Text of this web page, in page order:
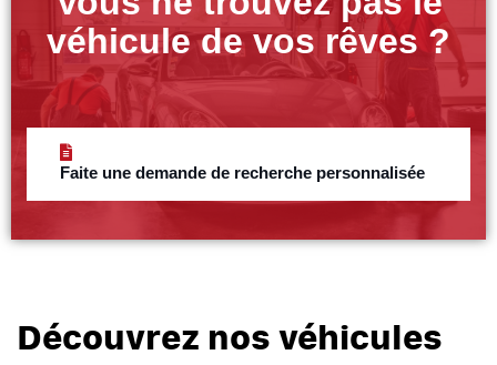
véhicule de vos rêves ?
Faite une demande de recherche personnalisée
Découvrez nos véhicules